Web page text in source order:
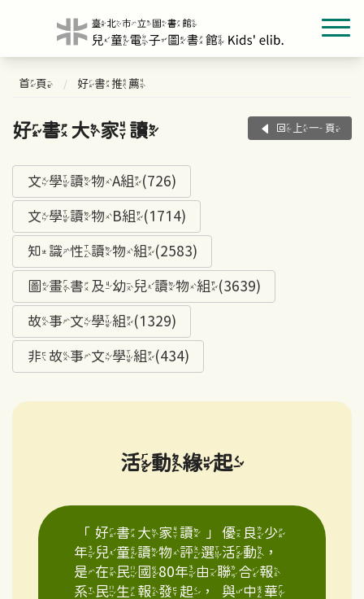
首頁 好書推薦
好書大家讀 回上一頁
文學讀物A組(726)
文學讀物B組(1714)
知識性讀物組(2583)
圖畫書及幼兒讀物組(3639)
故事文學組(1329)
非故事文學組(434)
活動緣起
「好書大家讀」優良少
年兒童讀物評選活動，
是在民國80年由聯合報
系民生報發起，與中華